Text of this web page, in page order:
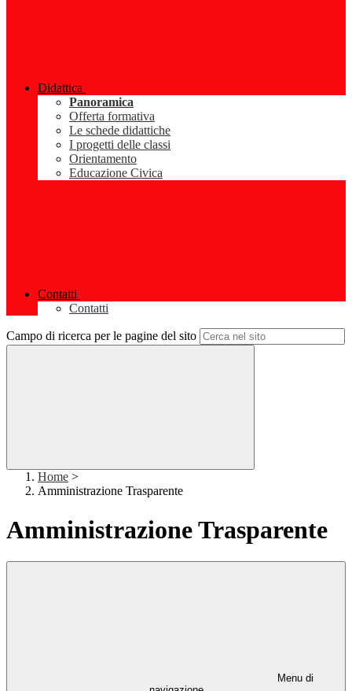
Didattica
Panoramica
Offerta formativa
Le schede didattiche
I progetti delle classi
Orientamento
Educazione Civica
Contatti
Contatti
Campo di ricerca per le pagine del sito
Home >
Amministrazione Trasparente
Amministrazione Trasparente
Menu di